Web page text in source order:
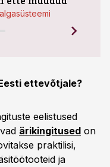
ettevõtjale?
eelistused
ärikingitused on
praktilisi,
ja